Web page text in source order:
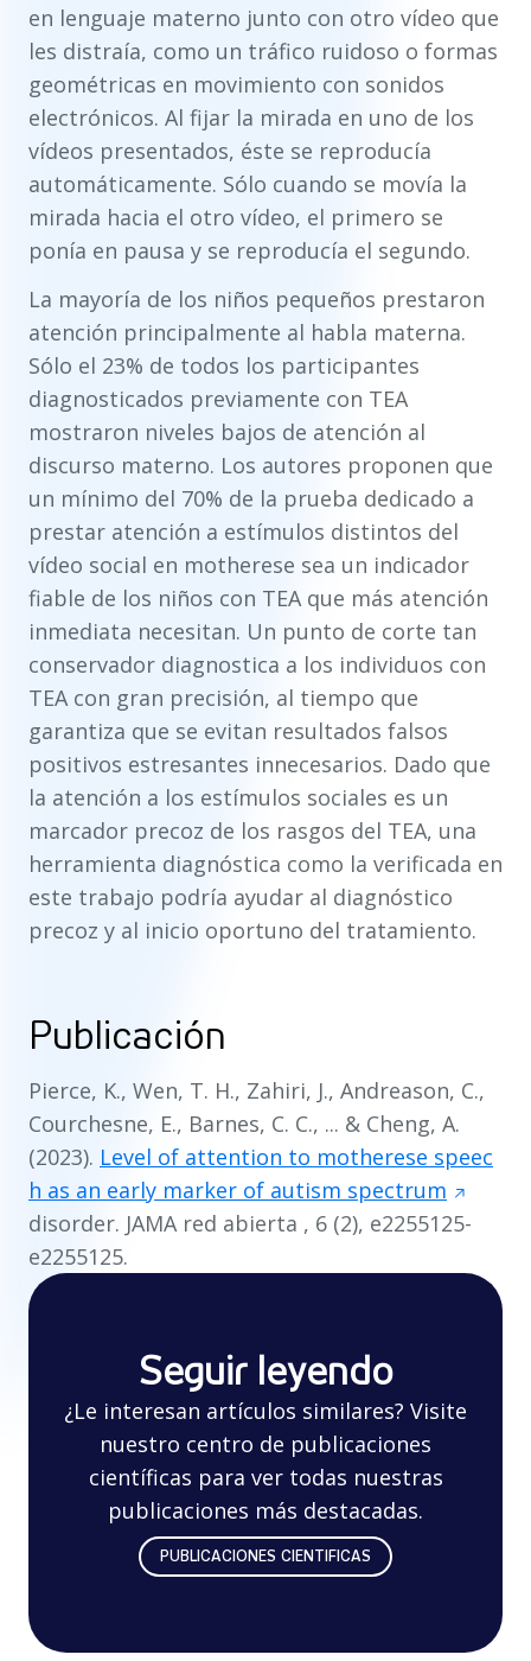
en lenguaje materno junto con otro vídeo que
les distraía, como un tráfico ruidoso o formas
geométricas en movimiento con sonidos
electrónicos. Al fijar la mirada en uno de los
vídeos presentados, éste se reproducía
automáticamente. Sólo cuando se movía la
mirada hacia el otro vídeo, el primero se
ponía en pausa y se reproducía el segundo.
La mayoría de los niños pequeños prestaron
atención principalmente al habla materna.
Sólo el 23% de todos los participantes
diagnosticados previamente con TEA
mostraron niveles bajos de atención al
discurso materno. Los autores proponen que
un mínimo del 70% de la prueba dedicado a
prestar atención a estímulos distintos del
vídeo social en motherese sea un indicador
fiable de los niños con TEA que más atención
inmediata necesitan. Un punto de corte tan
conservador diagnostica a los individuos con
TEA con gran precisión, al tiempo que
garantiza que se evitan resultados falsos
positivos estresantes innecesarios. Dado que
la atención a los estímulos sociales es un
marcador precoz de los rasgos del TEA, una
herramienta diagnóstica como la verificada en
este trabajo podría ayudar al diagnóstico
precoz y al inicio oportuno del tratamiento.
Publicación
Pierce, K., Wen, T. H., Zahiri, J., Andreason, C.,
Courchesne, E., Barnes, C. C., ... & Cheng, A.
(2023). Level of attention to motherese speec
h as an early marker of autism spectrum
disorder. JAMA red abierta , 6 (2), e2255125-
e2255125.
Seguir leyendo
¿Le interesan artículos similares? Visite
nuestro centro de publicaciones
científicas para ver todas nuestras
publicaciones más destacadas.
PUBLICACIONES CIENTIFICAS